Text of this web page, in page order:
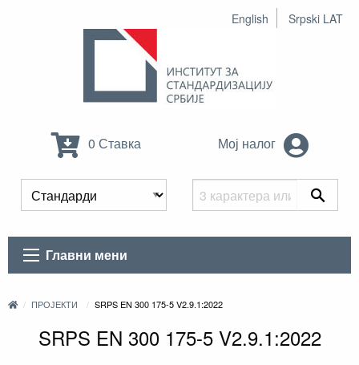
English Srpski LAT
0 Ставка Мој налог
Главни мени
ПРОЈЕКТИ SRPS EN 300 175-5 V2.9.1:2022
SRPS EN 300 175-5 V2.9.1:2022